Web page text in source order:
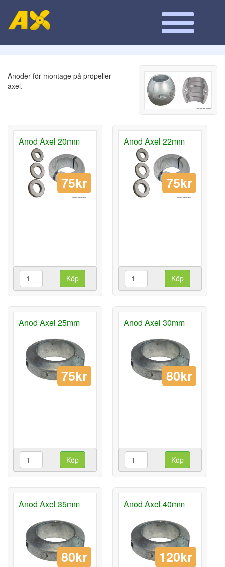
Anoder för montage på propeller
axel.
Anod Axel 20mm
75kr
Köp
Anod Axel 22mm
75kr
Köp
Anod Axel 25mm
75kr
Köp
Anod Axel 30mm
80kr
Köp
Anod Axel 35mm
80kr
Anod Axel 40mm
120kr